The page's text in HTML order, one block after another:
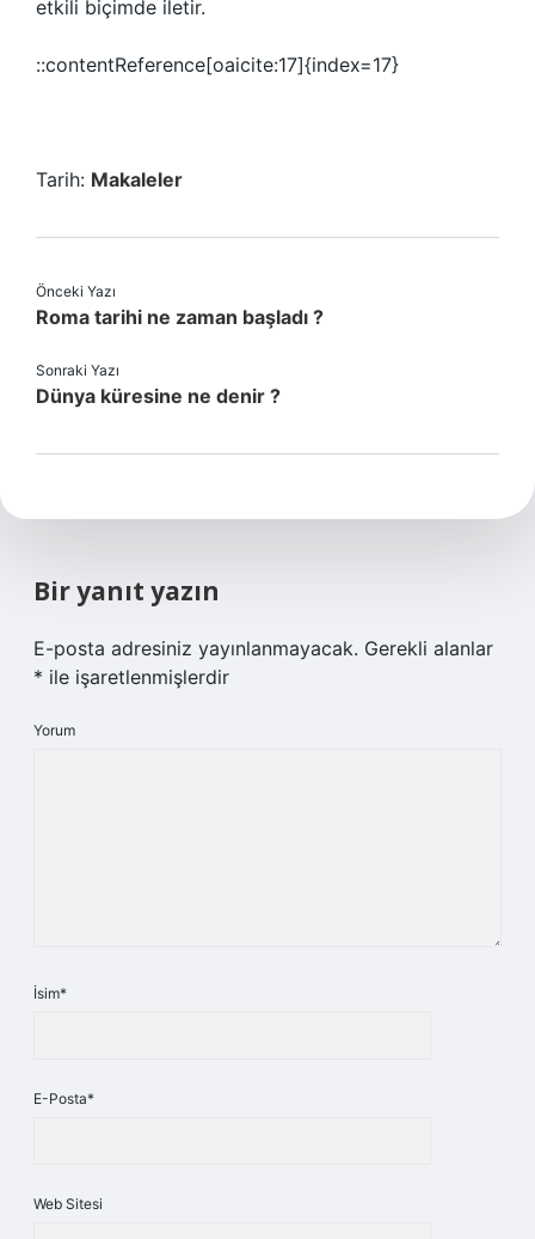
etkili biçimde iletir.
::contentReference[oaicite:17]{index=17}
Tarih: Makaleler
Önceki Yazı
Roma tarihi ne zaman başladı ?
Sonraki Yazı
Dünya küresine ne denir ?
Bir yanıt yazın
E-posta adresiniz yayınlanmayacak. Gerekli alanlar
* ile işaretlenmişlerdir
Yorum
İsim*
E-Posta*
Web Sitesi